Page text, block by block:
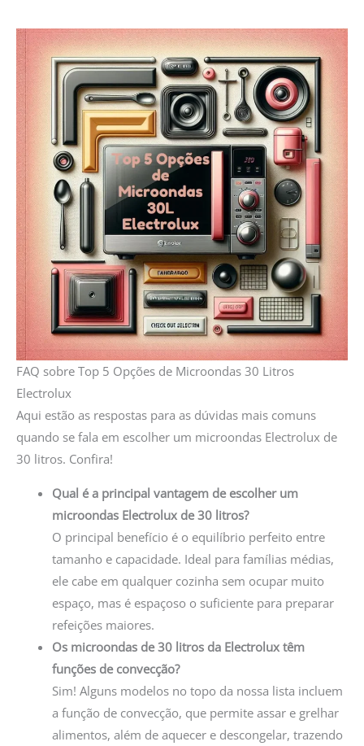
FAQ sobre Top 5 Opções de Microondas 30 Litros
Electrolux
Aqui estão as respostas para as dúvidas mais comuns
quando se fala em escolher um microondas Electrolux de
30 litros. Confira!
Qual é a principal vantagem de escolher um
microondas Electrolux de 30 litros?
O principal benefício é o equilíbrio perfeito entre
tamanho e capacidade. Ideal para famílias médias,
ele cabe em qualquer cozinha sem ocupar muito
espaço, mas é espaçoso o suficiente para preparar
refeições maiores.
Os microondas de 30 litros da Electrolux têm
funções de convecção?
Sim! Alguns modelos no topo da nossa lista incluem
a função de convecção, que permite assar e grelhar
alimentos, além de aquecer e descongelar, trazendo